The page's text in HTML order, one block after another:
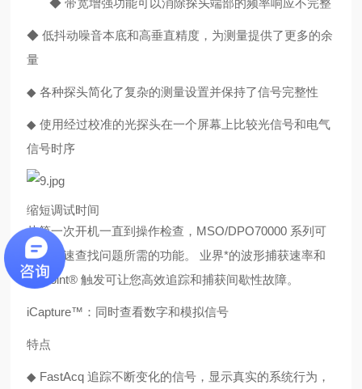
◆ 带宽增强功能可以消除探头端部的频率响应不完整
◆ 低抖动噪音本底和高垂直精度，为测量提供了更多的余
量
◆各种探头简化了复杂的测量设置并保持了信号完整性
◆使用经过校准的光探头在一个屏幕上比较光信号和电气
信号时序
缩短调试时间
从第一次开机一直到操作检查，MSO/DPO70000 系列可
提供快速查找问题所需的功能。 业界*的波形捕获速率和
Pinpoint® 触发可让您高效追踪和捕获间歇性故障。
iCapture™：同时查看数字和模拟信号
特点
◆ FastAcq 追踪不断变化的信号，显示真实的系统行为，